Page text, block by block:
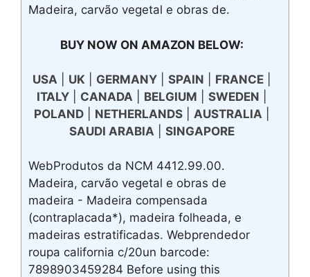
Madeira, carvão vegetal e obras de.
BUY NOW ON AMAZON BELOW:
USA UK GERMANY| SPAIN FRANCE|
ITALY| CANADA BELGIUM SWEDEN
POLAND| NETHERLANDS| AUSTRALIA
SAUDI ARABIA
SINGAPORE
WebProdutos da NCM 4412.99.00.
Madeira, carvão vegetal e obras de
madeira - Madeira compensada
(contraplacada*), madeira folheada, e
madeiras estratificadas. Webprendedor
roupa california c/20un barcode:
7898903459284 Before using this